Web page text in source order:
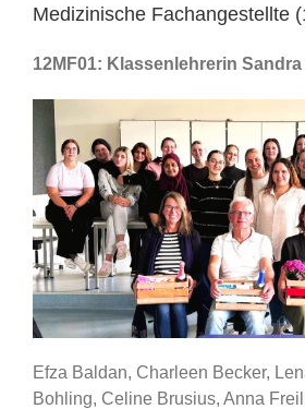
Medizinische Fachangestellte
12MF01: Klassenlehrerin
Efza Baldan, Charleen Becker,
Bohling, Celine Brusius, Anna